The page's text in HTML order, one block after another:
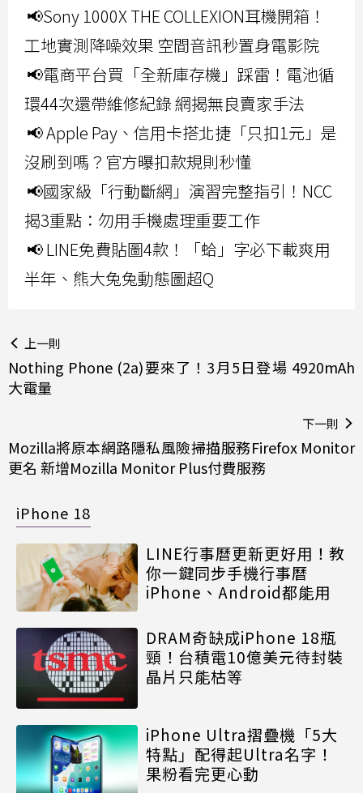
📢Sony 1000X THE COLLEXION耳機開箱！
工地實測降噪效果 空間音訊秒置身電影院
📢電商平台買「全新庫存機」踩雷！電池循
環44次還帶維修紀錄 網揭無良賣家手法
📢 Apple Pay、信用卡搭北捷「只扣1元」是
沒刷到嗎？官方曝扣款規則秒懂
📢國家級「行動斷網」演習完整指引！NCC
揭3重點：勿用手機處理重要工作
📢 LINE免費貼圖4款！「蛤」字必下載爽用
半年、熊大兔兔動態圖超Q
上一則
Nothing Phone (2a)要來了！3月5日登場 4920mAh
大電量
下一則
Mozilla將原本網路隱私風險掃描服務Firefox Monitor
更名 新增Mozilla Monitor Plus付費服務
iPhone 18
LINE行事曆更新更好用！教
你一鍵同步手機行事曆
iPhone、Android都能用
DRAM奇缺成iPhone 18瓶
頸！台積電10億美元待封裝
晶片只能枯等
iPhone Ultra摺疊機「5大
特點」配得起Ultra名字！
果粉看完更心動